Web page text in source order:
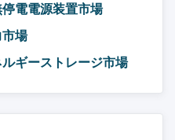
電電源装置市場
場
ギーストレージ市場